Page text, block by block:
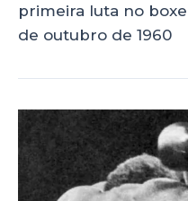
primeira luta no
de outubro de 1960